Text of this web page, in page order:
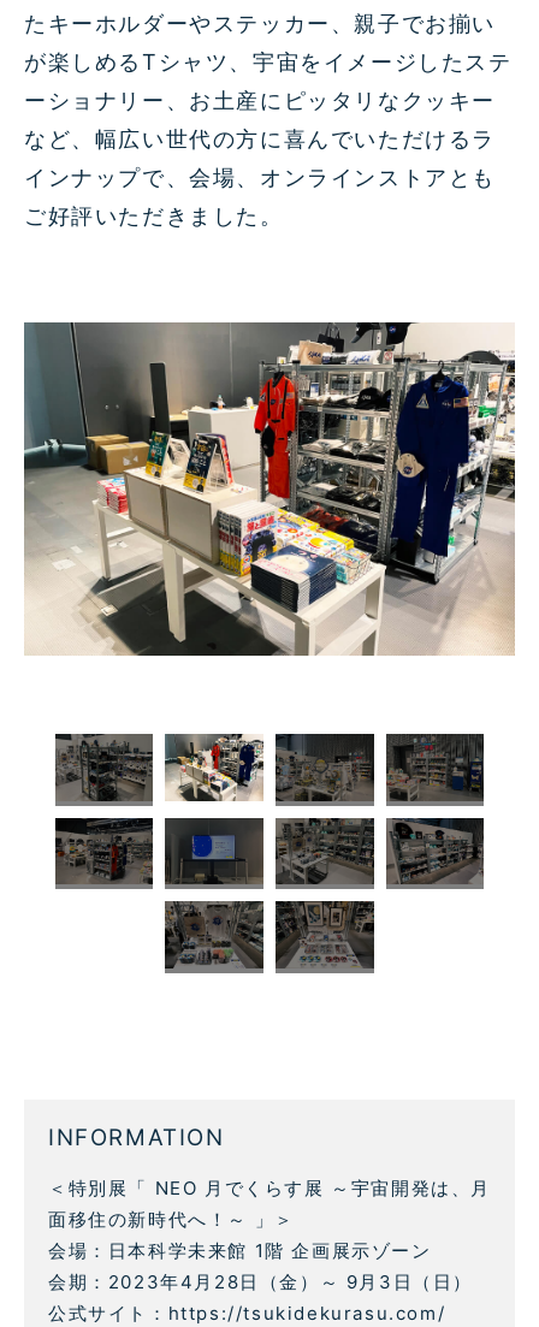
たキーホルダーやステッカー、親子でお揃い
が楽しめるTシャツ、宇宙をイメージしたステ
ーショナリー、お土産にピッタリなクッキー
など、幅広い世代の方に喜んでいただけるラ
インナップで、会場、オンラインストアとも
ご好評いただきました。
INFORMATION
＜特別展「 NEO 月でくらす展 ～宇宙開発は、月
面移住の新時代へ！～ 」＞
会場：日本科学未来館 1階 企画展示ゾーン
会期：2023年4月28日（金）～ 9月3日（日）
公式サイト：https://tsukidekurasu.com/